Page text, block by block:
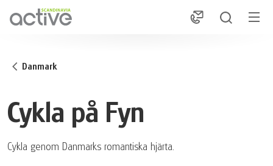
1
Danmark
Cykla på Fyn
Cykla genom Danmarks romantiska hjärta.